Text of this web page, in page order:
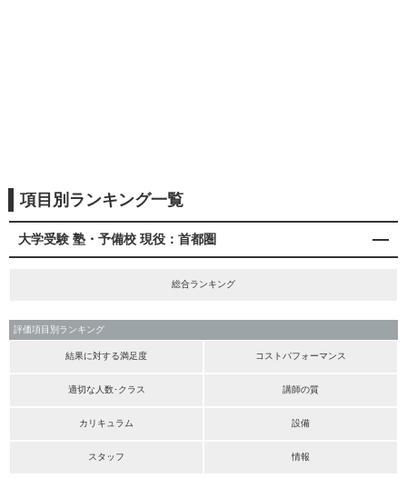
項目別ランキング一覧
大学受験 塾・予備校 現役：首都圏
総合ランキング
評価項目別ランキング
結果に対する満足度 コストパフォーマンス
適切な人数･クラス 講師の質
カリキュラム 設備
スタッフ 情報